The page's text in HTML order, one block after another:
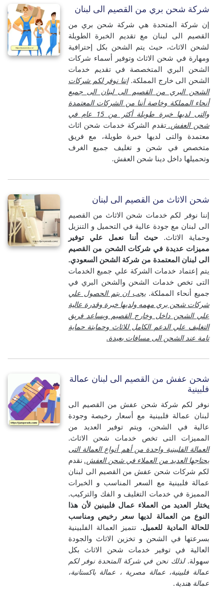
شركة شحن بري من القصيم الى لبنان
إن شركة المتحدة هي شركة شحن بري من
القصيم الى لبنان مع تقديم الخبرة الطويلة
لشحن الاثاث، حيث يتم الشحن بكل إحترافية
ومهارة في شحن الاثاث وتوفير أسماء شركات
الشحن البري المتخصصة في تقديم خدمات
الشحن الى خارج المملكة.إننا نوفر لكم شركات
الشحن البري من القصيم الى لبنان الى جميع
أنحاء المملكة وخاصة أننا من الشركات المعتمدة
والتى لديها خبرة طويلة أكثر من 15 عام في
شحن العفش.تقدم الشركة خدمات شحن اثاث
معتمدة والتى لديها خبرة طويلة، مع فريق
متخصص في شحن و تغليف جميع الغرف
وتحميلها داخل دينا شحن العفش.
شحن الاثاث من القصيم الى لبنان
إننا نوفر لكم خدمات شحن الاثاث من القصيم
الى لبنان مع جودة عالية في التحميل و التنزيل
وحماية الاثاث.حيث أننا نعمل علي توفير
مميزات عديدة في شركات الشحن من القصيم
الى لبنان المعتمدة من شركة الشحن السعودي.
يتم إعتماد خدمات الشركة علي جميع الخدمات
التى تخص خدمات الشحن والشحن البري في
جميع أنحاء المملكة. يجب ان يتم الحصول علي
شركات شحن بري مهمه ولديها خبرة وقدرة عالية
علي الشحن داخل وخارج القصيم ويساعد فريق
التغليف علي الدعم الكامل للاثاث وحمايتة حماية
تامة عند الشحن الى مسافات بعيدة.
شحن عفش من القصيم الى لبنان عمالة
فلبينية
نوفر لكم شركة شحن عفش من القصيم الى
لبنان عمالة فلبينية مع أسعار رخيصة وجودة
عالية في الشحن، ويتم توفير العديد من
المميزات التى تخص خدمات شحن الاثاث.
العمالة الفلبينية واحدة من أهم أنواع العمالة التى
يحتاجها العديد من العملاء في شحن العفش. نقدم
لكم شركات شحن عفش من القصيم الى لبنان
عمالة فلبينية مع السعر المناسب و الخبرات
المميزة في خدمات التغليف و الفك والتركيب.
يختار العديد من العملاء عمال فلبينين لأن هذا
النوع من العمالة لديها سعر رخيص ومناسب
للحالة المادية للعميل. تتميز العمالة الفلبينية
بسرعتها في الشحن و تخزين الاثاث والجودة
العالية في توفير خدمات شحن الاثاث بكل
سهولة.لذلك نحن في شركة المتحدة نوفر لكم
عمالة فلبينية، عمالة مصرية ، عمالة باكستانية،
عمالة هندية.